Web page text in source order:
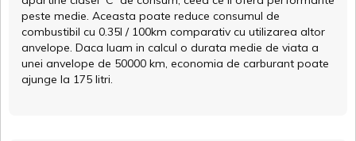
peste medie. Aceasta poate reduce consumul de
combustibil cu 0.35l / 100km comparativ cu utilizarea altor
anvelope. Daca luam in calcul o durata medie de viata a
unei anvelope de 50000 km, economia de carburant poate
ajunge la 175 litri.